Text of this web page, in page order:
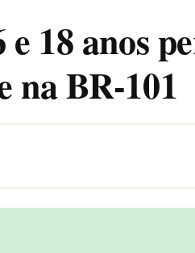
18 anos
na BR-101